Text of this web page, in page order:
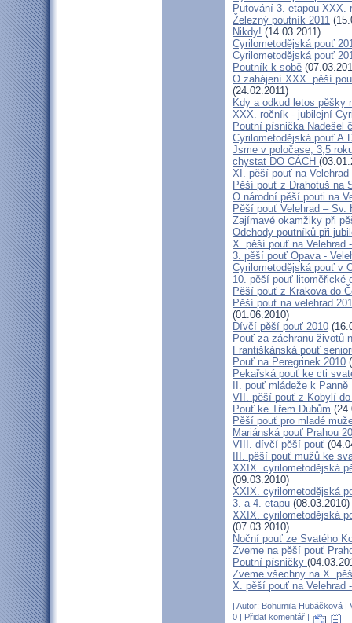
Putování 3. etapou XXX.
Železný poutník 2011
Nikdy! (14.03.2011)
Cyrilometodějská pouť
Cyrilometodějská pouť
Poutník k sobě
O zahájení XXX. pěší
(24.02.2011)
Kdy a odkud letos pěšky
XXX. ročník - jubilejní
Poutní písnička Nadešel
Cyrilometodějská pouť
Jsme v poločase, 3,5
chystat DO CÁCH
XI. pěší pouť na Velehrad
Pěší pouť z Drahotuš na
O národní pěší pouti na
Pěší pouť Velehrad – Sv.
Zajímavé okamžiky při
Odchody poutníků při
X. pěší pouť na Velehrad
3. pěší pouť Opava -
Cyrilometodějská pouť v
10. pěší pouť litoměřické
Pěší pouť z Krakova do
Pěší pouť na velehrad
(01.06.2010)
Dívčí pěší pouť 2010
Pouť za záchranu životů
Františkánská pouť
Pouť na Peregrinek 2010
Pekařská pouť ke cti
II. pouť mládeže k
VII. pěší pouť z Kobylí
Pouť ke Třem Dubům
Pěší pouť pro mladé
Mariánská pouť Prahou
VIII. dívčí pěší pouť
III. pěší pouť mužů ke
XXIX. cyrilometodějská
(09.03.2010)
XXIX. cyrilometodějská
3. a 4. etapu (08.03.2010)
XXIX. cyrilometodějská
(07.03.2010)
Noční pouť ze Svatého
Zveme na pěší pouť
Poutní písničky
Zveme všechny na X.
X. pěší pouť na Velehrad
| Autor: Bohumila Hubáčková |
0 | Přidat komentář |